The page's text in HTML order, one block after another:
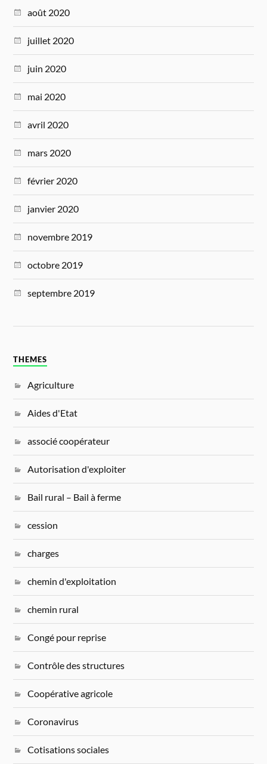
août 2020
juillet 2020
juin 2020
mai 2020
avril 2020
mars 2020
février 2020
janvier 2020
novembre 2019
octobre 2019
septembre 2019
THEMES
Agriculture
Aides d'Etat
associé coopérateur
Autorisation d'exploiter
Bail rural – Bail à ferme
cession
charges
chemin d'exploitation
chemin rural
Congé pour reprise
Contrôle des structures
Coopérative agricole
Coronavirus
Cotisations sociales